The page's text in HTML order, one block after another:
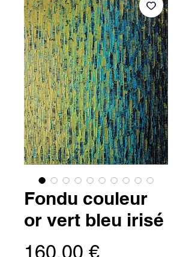
Fondu couleur
or vert bleu irisé
160,00 €Prezzo